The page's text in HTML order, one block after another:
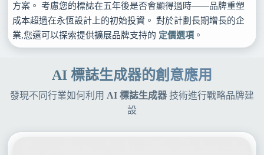
方案。 考慮您的標誌在五年後是否會顯得過時——品牌重塑
成本超過在永恆設計上的初始投資。 對於計劃長期增長的企
業,您還可以探索提供擴展品牌支持的 定價選項 。
AI 標誌生成器的創意應用
發現不同行業如何利用 AI 標誌生成器 技術進行戰略品牌建
設